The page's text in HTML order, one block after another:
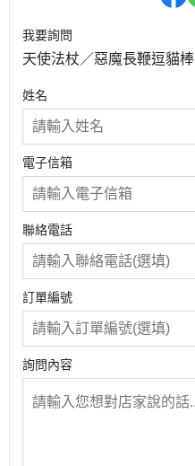
我要詢問
天使法杖／惡魔長鞭逗貓棒
姓名
電子信箱
聯絡電話
訂單編號
詢問內容